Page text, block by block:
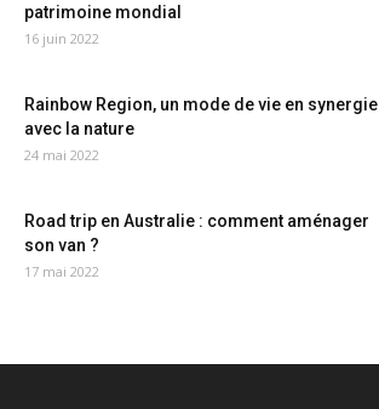
patrimoine mondial
16 juin 2022
Rainbow Region, un mode de vie en synergie
avec la nature
24 mai 2022
Road trip en Australie : comment aménager
son van ?
17 mai 2022